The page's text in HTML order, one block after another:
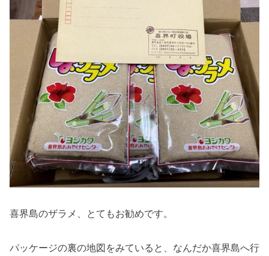
喜界島のザラメ、とてもお勧めです。
パッケージの裏の地図をみていると、なんだか喜界島へ行